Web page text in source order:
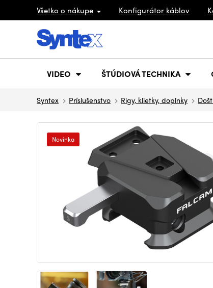
Všetko o nákupe Konfigurátor káblov
VIDEO ŠTÚDIOVÁ TECHNIKA
Syntex Príslušenstvo Rigy, klietky, doplnky
Novinka